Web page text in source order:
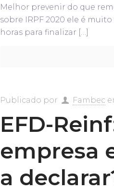
Melhor prevenir do que
sobre IRPF 2020 ele é
horas para finalizar […]
Publicado por Fambec
EFD-
empresa
a